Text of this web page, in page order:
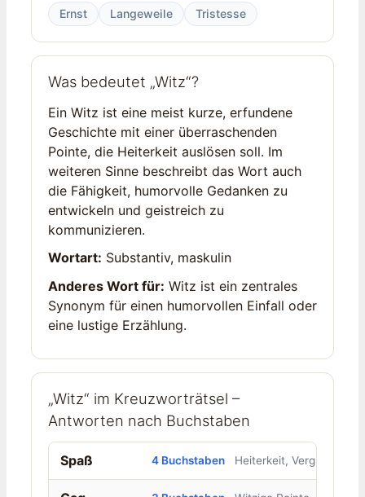
Ernst Langeweile Tristesse
Was bedeutet „Witz“?
Ein Witz ist eine meist kurze, erfundene
Geschichte mit einer überraschenden
Pointe, die Heiterkeit auslösen soll. Im
weiteren Sinne beschreibt das Wort auch
die Fähigkeit, humorvolle Gedanken zu
entwickeln und geistreich zu
kommunizieren.
Wortart: Substantiv, maskulin
Anderes Wort für: Witz ist ein zentrales
Synonym für einen humorvollen Einfall oder
eine lustige Erzählung.
„Witz“ im Kreuzworträtsel –
Antworten nach Buchstaben
Spaß 4 Buchstaben Heiterkeit, Vergnügen